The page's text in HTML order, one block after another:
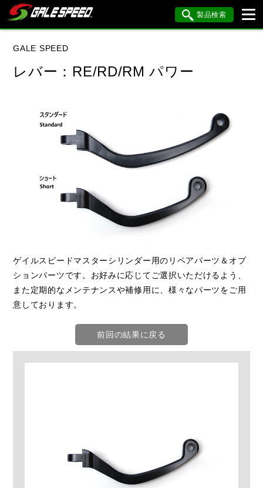
製品検索
データを準備しています。
閉じる
GALE SPEED
レバー：RE/RD/RM パワー
ゲイルスピードマスターシリンダー用のリペアパーツ＆オプ
ションパーツです。お好みに応じてご選択いただけるよう、
また定期的なメンテナンスや補修用に、様々なパーツをご用
意しております。
前回の結果に戻る